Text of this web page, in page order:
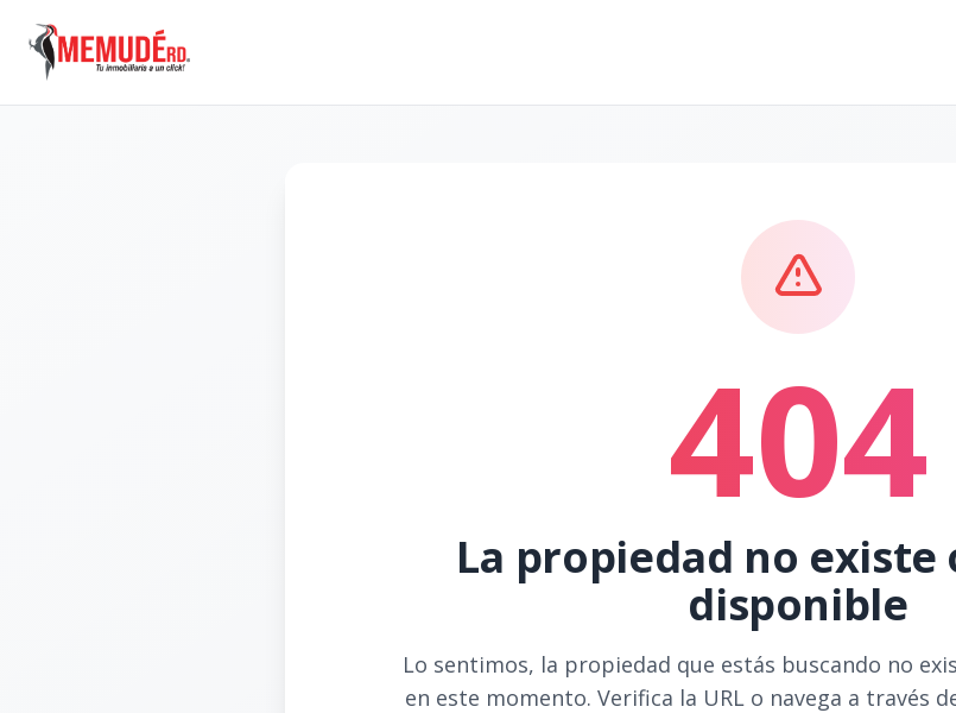
404
La propiedad no existe
disponible
Lo sentimos, la propiedad que estás buscando no
en este momento. Verifica la URL o navega a través